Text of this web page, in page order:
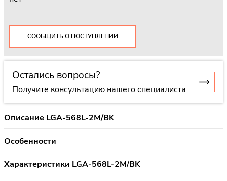
СООБЩИТЬ О ПОСТУПЛЕНИИ
Остались вопросы?
Получите консультацию нашего специалиста
Описание LGA-568L-2M/BK
Особенности
Характеристики LGA-568L-2M/BK